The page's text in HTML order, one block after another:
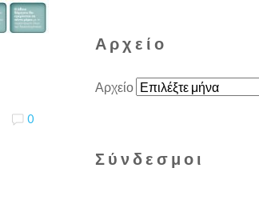
0
Αρχείο
Αρχείο
Σύνδεσμοι